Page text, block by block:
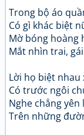
Trong bộ áo
Có gì khác biệt
Mờ bóng hoàng
Mắt nhìn trai,
Lời họ biệt
Có trước ngôi
Nghe chẳng
Trên những